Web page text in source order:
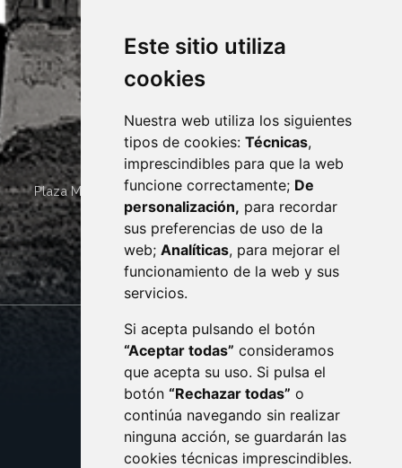
Este sitio utiliza
cookies
Nuestra web utiliza los siguientes
tipos de cookies: Técnicas,
imprescindibles para que la web
funcione correctamente; De
personalización, para recordar
sus preferencias de uso de la
web; Analíticas, para mejorar el
funcionamiento de la web y sus
servicios.
Si acepta pulsando el botón
“Aceptar todas” consideramos
que acepta su uso. Si pulsa el
botón “Rechazar todas” o
continúa navegando sin realizar
ninguna acción, se guardarán las
cookies técnicas imprescindibles.
Plaza Mayor 4 22400 MONZÓN - ARAGÓN (ESPAÑA)
· (34) 974 400 700 ·
sac@monzon.es
monzon.es
CONTACTO
AVISO LEGAL
PROTECCIÓN DE DATOS
POLÍTICA DE COOKIES
ACCESIBILIDAD
ENLACE EXTERNO AL